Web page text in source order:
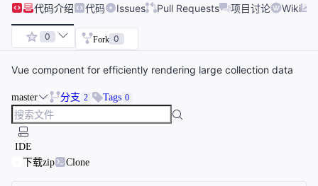
代码介绍 代码 Issues Pull Requests 项目讨论 Wiki
0 Fork 0
Vue component for efficiently rendering large collection data
master 分支 2 Tags 0
IDE
下载zip
Clone